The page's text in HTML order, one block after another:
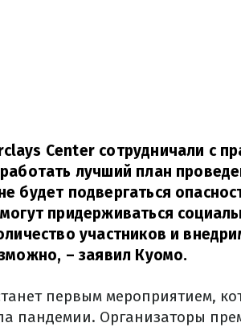
Center сотрудничали с
лучший план
будет подвергаться
придерживаться
участников и
– заявил Куомо.
первым мероприятием,
пандемии. Организаторы